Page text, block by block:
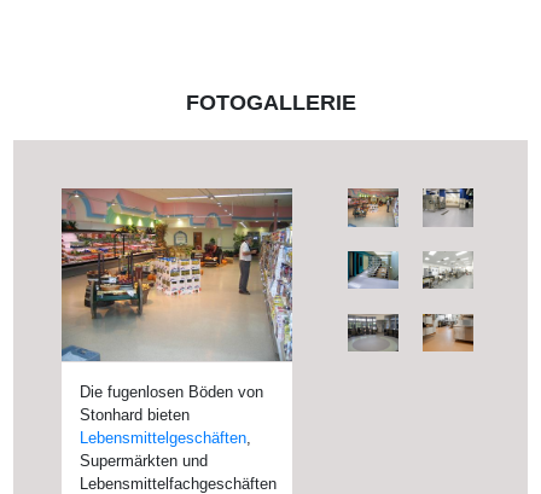
FOTOGALLERIE
Die fugenlosen Böden von
Stonhard bieten
Lebensmittelgeschäften
Supermärkten und
Lebensmittelfachgeschäften
fugenlos
Stonhard Bodensysteme
sind fugenlos und eignen
sich aufgrund ihrer
antibakteriellen
Eigenschaften